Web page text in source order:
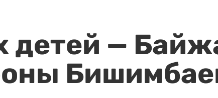
детей —